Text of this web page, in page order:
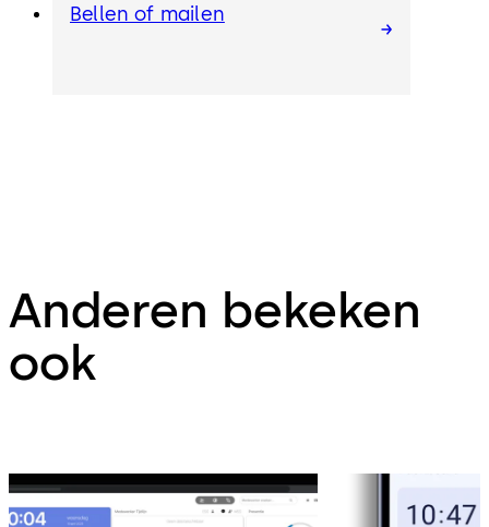
Bellen of mailen
Anderen bekeken
ook